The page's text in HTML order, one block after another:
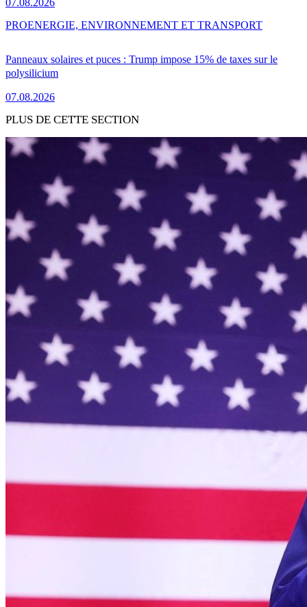
07.08.2026
Panneaux solaires et puces : Trump impose 15% de taxes sur le
polysilicium
07.08.2026
PROENERGIE, ENVIRONNEMENT ET TRANSPORT
PLUS DE CETTE SECTION